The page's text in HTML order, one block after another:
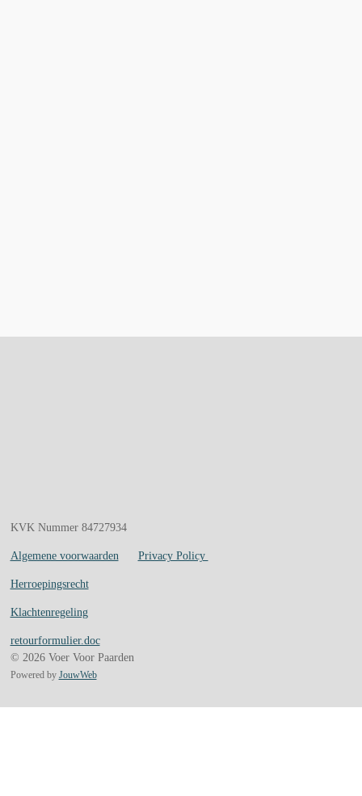
KVK Nummer 84727934
Algemene voorwaarden Privacy Policy
Herroepingsrecht
Klachtenregeling
retourformulier.doc
© 2026 Voer Voor Paarden
Powered by JouwWeb